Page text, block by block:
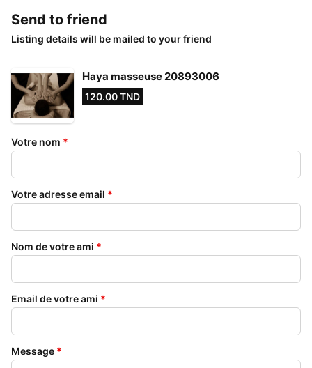
Send to friend
Listing details will be mailed to your friend
Haya masseuse 20893006
120.00 TND
Votre nom *
Votre adresse email *
Nom de votre ami *
Email de votre ami *
Message *